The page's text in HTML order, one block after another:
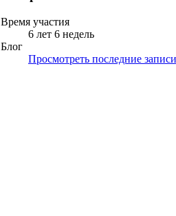
Время участия
6 лет 6 недель
Блог
Просмотреть последние